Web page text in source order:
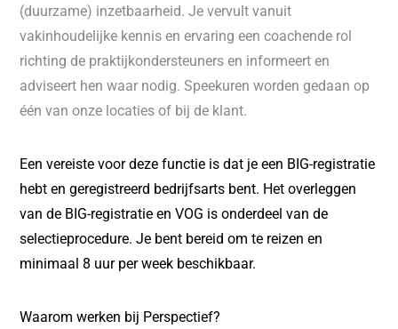
(duurzame) inzetbaarheid. Je vervult vanuit
vakinhoudelijke kennis en ervaring een coachende rol
richting de praktijkondersteuners en informeert en
adviseert hen waar nodig. Speekuren worden gedaan op
één van onze locaties of bij de klant.
Een vereiste voor deze functie is dat je een BIG-registratie
hebt en geregistreerd bedrijfsarts bent. Het overleggen
van de BIG-registratie en VOG is onderdeel van de
selectieprocedure. Je bent bereid om te reizen en
minimaal 8 uur per week beschikbaar.
Waarom werken bij Perspectief?